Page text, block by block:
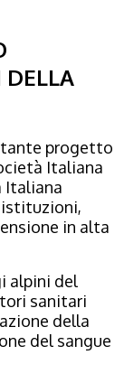
DELLA
progetto
Italiana
Italiana
istituzioni,
in alta
alpini del
sanitari
della
del sangue